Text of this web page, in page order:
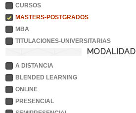
CURSOS
MASTERS-POSTGRADOS
MBA
TITULACIONES-UNIVERSITARIAS
MODALIDAD
A DISTANCIA
BLENDED LEARNING
ONLINE
PRESENCIAL